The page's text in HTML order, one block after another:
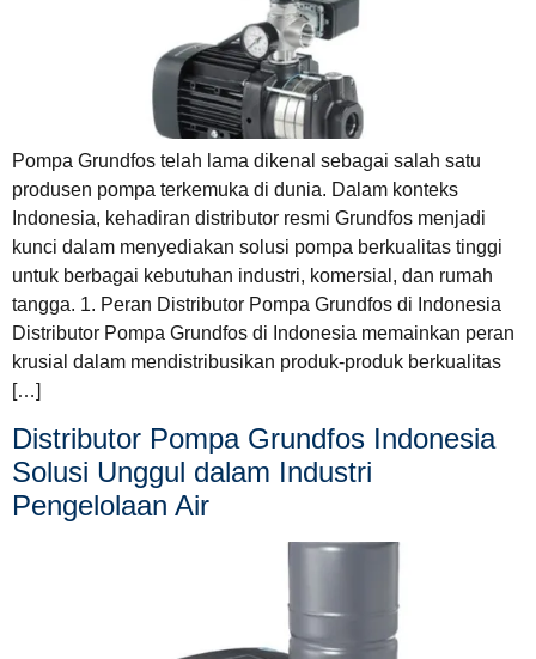
Pompa Grundfos telah lama dikenal sebagai salah satu
produsen pompa terkemuka di dunia. Dalam konteks
Indonesia, kehadiran distributor resmi Grundfos menjadi
kunci dalam menyediakan solusi pompa berkualitas tinggi
untuk berbagai kebutuhan industri, komersial, dan rumah
tangga. 1. Peran Distributor Pompa Grundfos di Indonesia
Distributor Pompa Grundfos di Indonesia memainkan peran
krusial dalam mendistribusikan produk-produk berkualitas
[…]
Distributor Pompa Grundfos Indonesia
Solusi Unggul dalam Industri
Pengelolaan Air